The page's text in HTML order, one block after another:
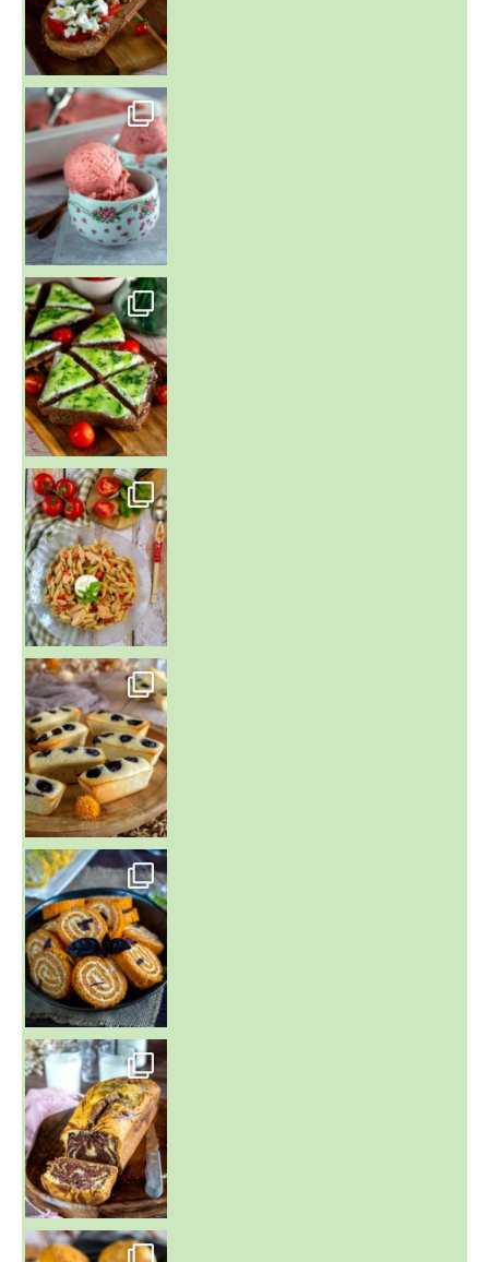
~ NICE CREAM À LA FRAISE ~
Presque un mois que
~ SALADE DE PÂTES AUX DEUX TOMATES THON ET BURRA
~ FINANCIERS MYRTILLES ET CITRON ~
Aujourd'hu
~ BUNS MAISON ~